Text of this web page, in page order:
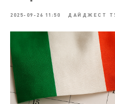
2025-09-26 11:50 ДАЙДЖЕСТ